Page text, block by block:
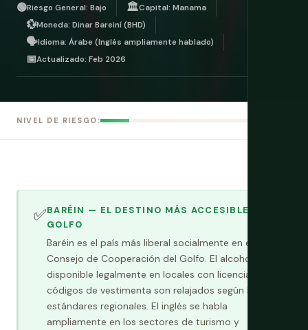
🟢Riesgo General: Bajo 🏛️Capital: Manama
💱Moneda: Dinar Bareiní (BHD)
🗣️Idioma: Árabe (Inglés ampliamente hablado)
📅Actualizado: Feb 2026
NIVEL DE RIESGO:
✅BARÉIN — EL DESTINO MÁS ACCESIBLE DEL
GOLFO
Baréin es el país más liberal socialmente en el
Consejo de Cooperación del Golfo. El alcohol está
disponible legalmente en locales con licencia. Los
códigos de vestimenta son relajados según los
estándares regionales. El inglés se habla
ampliamente en los sectores de turismo y